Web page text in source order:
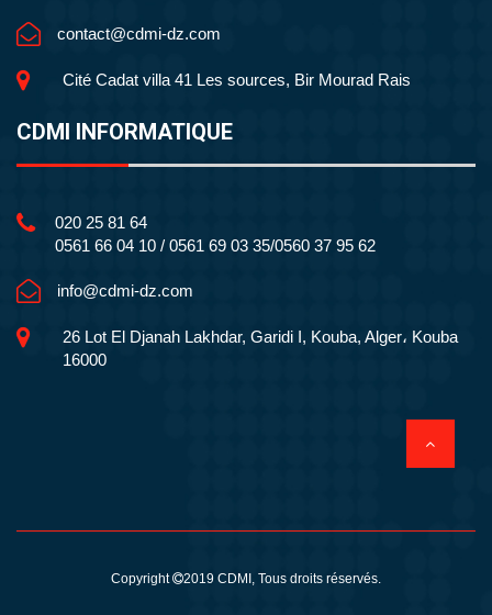
contact@cdmi-dz.com
Cité Cadat villa 41 Les sources, Bir Mourad Rais
CDMI INFORMATIQUE
020 25 81 64
0561 66 04 10 / 0561 69 03 35/0560 37 95 62
info@cdmi-dz.com
26 Lot El Djanah Lakhdar, Garidi I, Kouba, Alger، Kouba
16000
Copyright 2019 CDMI , Tous droits réservés.